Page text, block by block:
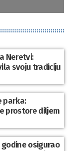
Neretvi:
svoju tradiciju
parka:
prostore diljem
godine osigurao